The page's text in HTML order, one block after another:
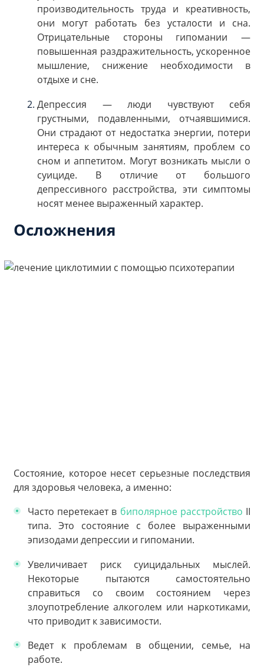
производительность труда и креативность,
они могут работать без усталости и сна.
Отрицательные стороны гипомании —
повышенная раздражительность, ускоренное
мышление, снижение необходимости в
отдыхе и сне.
Депрессия — люди чувствуют себя
грустными, подавленными, отчаявшимися.
Они страдают от недостатка энергии, потери
интереса к обычным занятиям, проблем со
сном и аппетитом. Могут возникать мысли о
суициде. В отличие от большого
депрессивного расстройства, эти симптомы
носят менее выраженный характер.
Осложнения
Состояние, которое несет серьезные последствия
для здоровья человека, а именно:
Часто перетекает в биполярное расстройство II
типа. Это состояние с более выраженными
эпизодами депрессии и гипомании.
Увеличивает риск суицидальных мыслей.
Некоторые пытаются самостоятельно
справиться со своим состоянием через
злоупотребление алкоголем или наркотиками,
что приводит к зависимости.
Ведет к проблемам в общении, семье, на
работе.